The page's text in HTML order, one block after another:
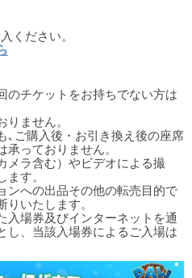
ください。
チケットをお持ちでない方は
ません。
､ご購入後・お引き換え後の座席
っておりません。
メラ含む）やビデオによる撮
ます。
ンへの出品その他の転売目的で
いたします。
場券及びインターネットを通
し、当該入場券によるご入場は